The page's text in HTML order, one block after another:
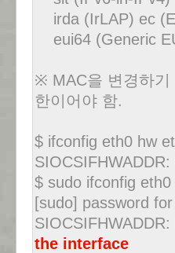
irda (IrLAP) ec
eui64 (Generic
※ MAC을 변경하기
한이어야 함.
$ ifconfig eth0 hw
SIOCSIFHWADDR:
$ sudo ifconfig
[sudo] password
SIOCSIFHWADDR:
the interface